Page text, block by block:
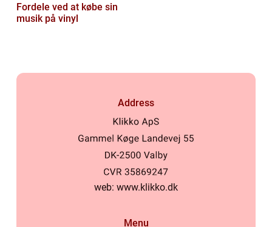
Fordele ved at købe sin
musik på vinyl
Address
web: www.klikko.dk
Menu